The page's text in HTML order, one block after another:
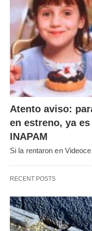
Atento aviso:
en estreno, ya
INAPAM
Si la rentaron en
RECENT POSTS